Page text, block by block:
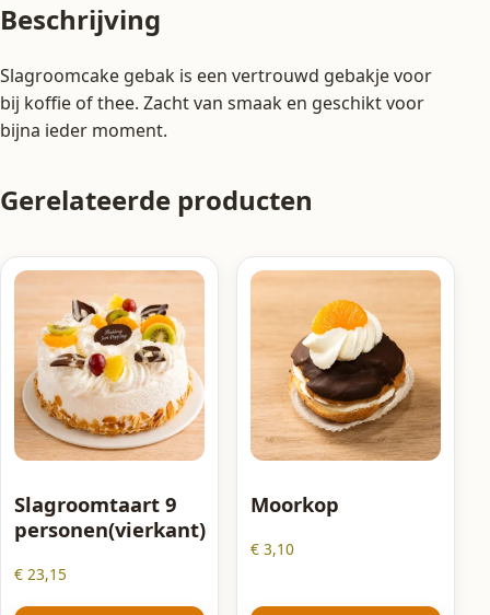
Beschrijving
Slagroomcake gebak is een vertrouwd gebakje voor
bij koffie of thee. Zacht van smaak en geschikt voor
bijna ieder moment.
Gerelateerde producten
Slagroomtaart 9
personen(vierkant)
€ 23,15
Moorkop
€ 3,10